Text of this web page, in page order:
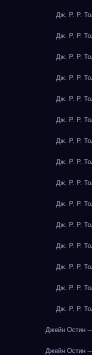
Дж. Р. Р.
Дж. Р. Р.
Дж. Р. Р.
Дж. Р. Р.
Дж. Р. Р.
Дж. Р. Р.
Дж. Р. Р.
Дж. Р. Р.
Дж. Р. Р.
Дж. Р. Р.
Дж. Р. Р.
Дж. Р. Р.
Дж. Р. Р.
Дж. Р. Р.
Дж. Р. Р.
Джейн Остин
Джейн Остин